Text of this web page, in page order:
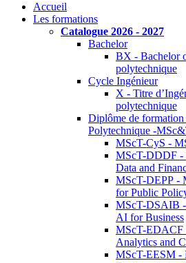
Accueil
Les formations
Catalogue 2026 - 2027
Bachelor
BX - Bachelor
polytechnique
Cycle Ingénieur
X - Titre
polytechnique
Diplôme de
Polytechnique -
MScT-CyS -
MScT-DDDF -
Data and
MScT-DEPP -
for Public
MScT-DSAIB -
AI for Business
MScT-EDACF
Analytics and
MScT-EESM -